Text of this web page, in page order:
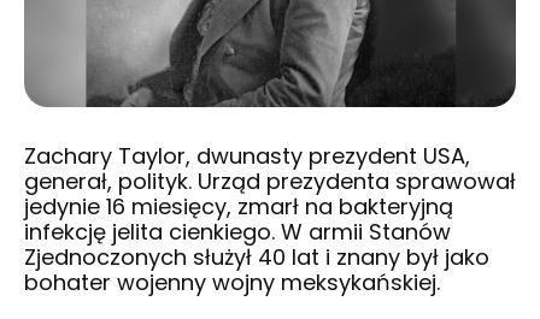
Zachary Taylor, dwunasty prezydent USA,
generał, polityk. Urząd prezydenta sprawował
jedynie 16 miesięcy, zmarł na bakteryjną
infekcję jelita cienkiego. W armii Stanów
Zjednoczonych służył 40 lat i znany był jako
bohater wojenny wojny meksykańskiej.